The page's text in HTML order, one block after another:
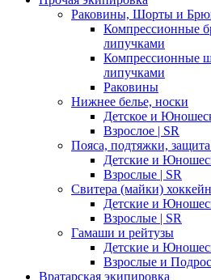
Раковины, Шорты и
Компрессионные
липучками
Компрессионные
липучками
Раковины
Нижнее белье, носки
Детское и
Взрослое | SR
Пояса, подтяжки,
Детские и
Взрослые | SR
Свитера (майки)
Детские и
Взрослые | SR
Гамаши и рейтузы
Детские и
Взрослые и
Вратарская экипировка